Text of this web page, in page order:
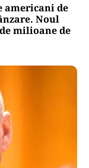
americani de
Noul
milioane de